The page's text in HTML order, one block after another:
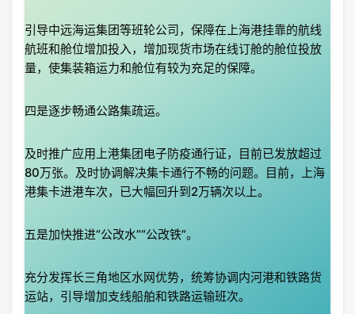
引导中远海运集团等班轮公司，保障在上海港挂靠的航线
航班和舱位增加投入，增加现货市场在线订舱的舱位投放
量，使集装箱运力和舱位有较为充足的保障。
四是逐步畅通公路集疏运。
及时推广应用上港集团电子防疫通行证，目前已发放超过
80万张。及时协调解决集卡通行不畅的问题。目前，上海
港集卡进港车次，已大幅回升到2万辆次以上。
五是加快推进“公改水”“公改铁”。
充分发挥长三角地区水网优势，统筹协调内河港和铁路货
运站，引导增加支线船舶和铁路运输班次。